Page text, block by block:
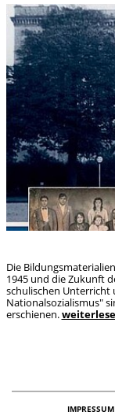
Die
1945 und die Zukunft
schulischen Unterricht
Nationalsozialismus"
erschienen.
IMPRESSUM